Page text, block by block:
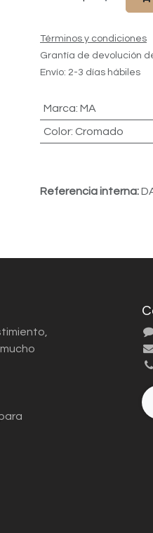
Términos y condiciones
Grantía de devolución
Envío: 2-3 días hábiles
Marca: MA
Color: Cromado
Referencia interna: